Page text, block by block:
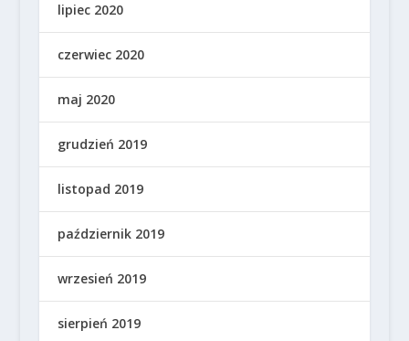
lipiec 2020
czerwiec 2020
maj 2020
grudzień 2019
listopad 2019
październik 2019
wrzesień 2019
sierpień 2019